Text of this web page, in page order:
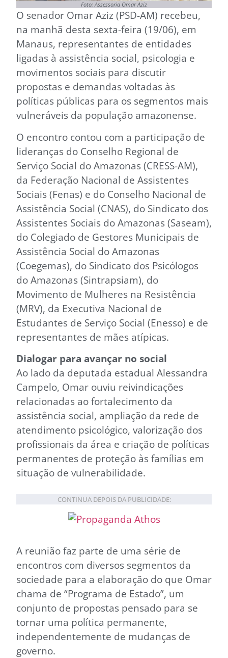
Foto: Assessoria Omar Aziz
O senador Omar Aziz (PSD-AM) recebeu,
na manhã desta sexta-feira (19/06), em
Manaus, representantes de entidades
ligadas à assistência social, psicologia e
movimentos sociais para discutir
propostas e demandas voltadas às
políticas públicas para os segmentos mais
vulneráveis da população amazonense.
O encontro contou com a participação de
lideranças do Conselho Regional de
Serviço Social do Amazonas (CRESS-AM),
da Federação Nacional de Assistentes
Sociais (Fenas) e do Conselho Nacional de
Assistência Social (CNAS), do Sindicato dos
Assistentes Sociais do Amazonas (Saseam),
do Colegiado de Gestores Municipais de
Assistência Social do Amazonas
(Coegemas), do Sindicato dos Psicólogos
do Amazonas (Sintrapsiam), do
Movimento de Mulheres na Resistência
(MRV), da Executiva Nacional de
Estudantes de Serviço Social (Enesso) e de
representantes de mães atípicas.
Dialogar para avançar no social
Ao lado da deputada estadual Alessandra
Campelo, Omar ouviu reivindicações
relacionadas ao fortalecimento da
assistência social, ampliação da rede de
atendimento psicológico, valorização dos
profissionais da área e criação de políticas
permanentes de proteção às famílias em
situação de vulnerabilidade.
CONTINUA DEPOIS DA PUBLICIDADE:
A reunião faz parte de uma série de
encontros com diversos segmentos da
sociedade para a elaboração do que Omar
chama de “Programa de Estado”, um
conjunto de propostas pensado para se
tornar uma política permanente,
independentemente de mudanças de
governo.